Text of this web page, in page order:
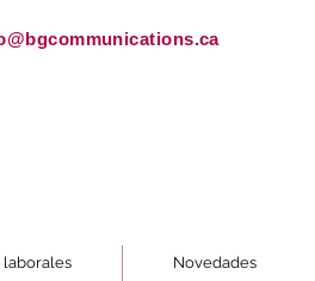
laborales Novedades